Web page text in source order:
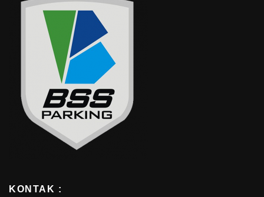
KONTAK :